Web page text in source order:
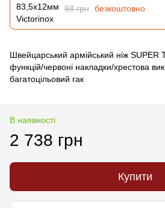
88 грн безкоштовно
Швейцарський армійський ніж
функцій/червоні накладки/хрестова
багатоцільовий гак
В наявності
2 738 грн
Купити